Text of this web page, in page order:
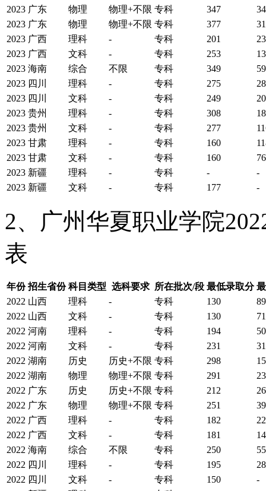
2023 广东 物理 物理+不限 专科 347
2023 广东 物理 物理+不限 专科 377
2023 广西 理科 - 专科 201
2023 广西 文科 - 专科 253
2023 海南 综合 不限 专科 349
2023 四川 理科 - 专科 275
2023 四川 文科 - 专科 249
2023 贵州 理科 - 专科 308
2023 贵州 文科 - 专科 277
2023 甘肃 理科 - 专科 160
2023 甘肃 文科 - 专科 160
2023 新疆 理科 - 专科 -
-
2023 新疆 文科 - 专科 177 -
2、广州华夏职业学院
表
年份 招生省份 科目类型 选科要求 所在批次/段 最低录取分
2022 山西 理科 - 专科 130
2022 山西 文科 - 专科 130
2022 河南 理科 - 专科 194
2022 河南 文科 - 专科 231
2022 湖南 历史 历史+不限 专科 298
2022 湖南 物理 物理+不限 专科 291
2022 广东 历史 历史+不限 专科 212
2022 广东 物理 物理+不限 专科 251
2022 广西 理科 - 专科 182
2022 广西 文科 - 专科 181
2022 海南 综合 不限 专科 250
2022 四川 理科 - 专科 195
2022 四川 文科 - 专科 150
-